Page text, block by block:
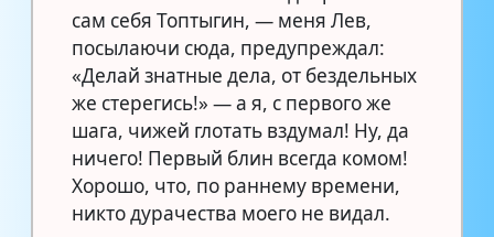
сам себя Топтыгин, — меня Лев,
посылаючи сюда, предупреждал:
«Делай знатные дела, от бездельных
же стерегись!» — а я, с первого же
шага, чижей глотать вздумал! Ну, да
ничего! Первый блин всегда комом!
Хорошо, что, по раннему времени,
никто дурачества моего не видал.